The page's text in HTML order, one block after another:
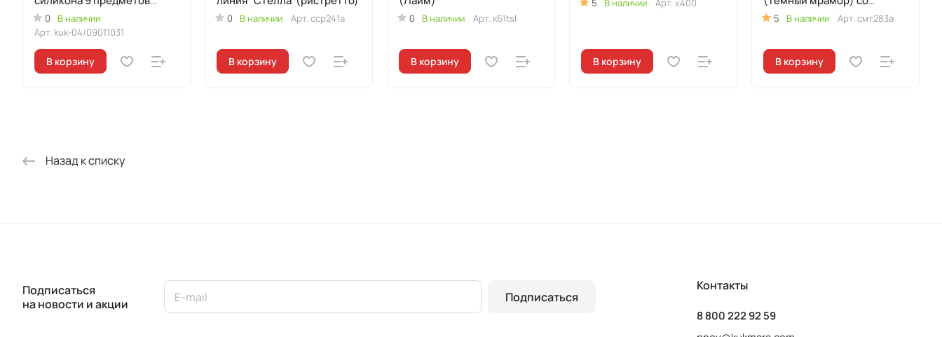
Кофейный мрамор
0
В наличии
Арт. kuk-04/09011031
В корзину
0 В наличии Арт. сср241а
В корзину
0 В наличии Арт. к61tsl
В корзину
5 В наличии Арт. х400
В корзину
съемной ручкой
5 В наличии Арт. смт283а
В корзину
Назад к списку
Подписаться
на новости и акции
Подписаться
Контакты
8 800 222 92 59